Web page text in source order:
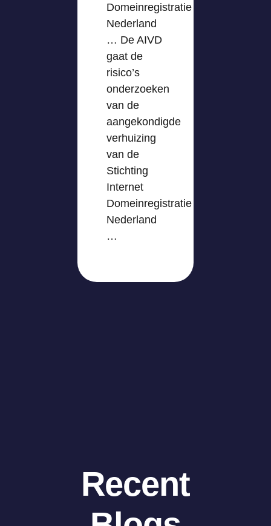
Domeinregistratie
Nederland
… De AIVD
gaat de
risico’s
onderzoeken
van de
aangekondigde
verhuizing
van de
Stichting
Internet
Domeinregistratie
Nederland
…
Recent